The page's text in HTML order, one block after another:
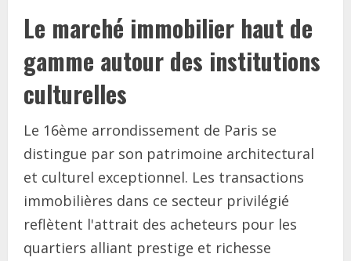
Le marché immobilier haut de
gamme autour des institutions
culturelles
Le 16ème arrondissement de Paris se
distingue par son patrimoine architectural
et culturel exceptionnel. Les transactions
immobilières dans ce secteur privilégié
reflètent l'attrait des acheteurs pour les
quartiers alliant prestige et richesse